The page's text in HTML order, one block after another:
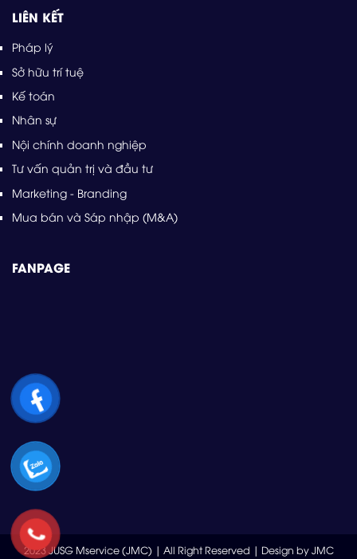
LIÊN KẾT
Pháp lý
Sở hữu trí tuệ
Kế toán
Nhân sự
Nội chính doanh nghiệp
Tư vấn quản trị và đầu tư
Marketing - Branding
Mua bán và Sáp nhập (M&A)
FANPAGE
2023 JUSG Mservice (JMC) | All Right Reserved | Design by JMC